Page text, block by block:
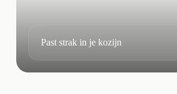
Past strak in je kozijn